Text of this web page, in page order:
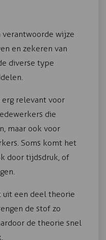
wijze
en zekeren van
diverse type
erg relevant voor
die
maar ook voor
Soms komt het
door tijdsdruk, of
uit een deel theorie
de stof zo
de theorie snel